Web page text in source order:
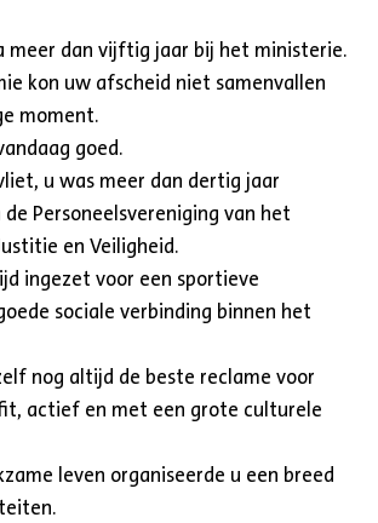
meer dan vijftig jaar bij het ministerie.
kon uw afscheid niet samenvallen
moment.
goed.
u was meer dan dertig jaar
Personeelsvereniging van het
en Veiligheid.
ingezet voor een sportieve
sociale verbinding binnen het
nog altijd de beste reclame voor
actief en met een grote culturele
leven organiseerde u een breed